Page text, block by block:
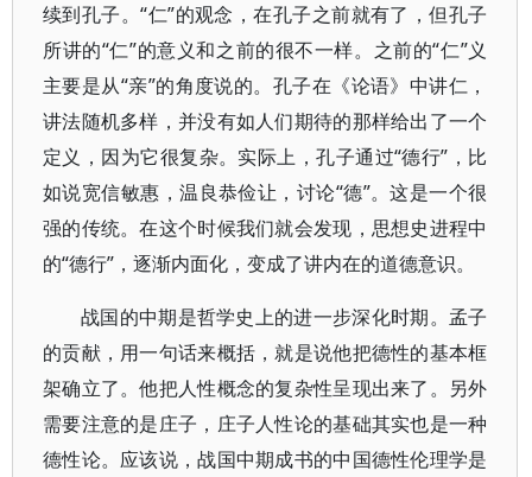
续到孔子。“仁”的观念，在孔子之前就有了，但孔子
所讲的“仁”的意义和之前的很不一样。之前的“仁”义
主要是从“亲”的角度说的。孔子在《论语》中讲仁，
讲法随机多样，并没有如人们期待的那样给出了一个
定义，因为它很复杂。实际上，孔子通过“德行”，比
如说宽信敏惠，温良恭俭让，讨论“德”。这是一个很
强的传统。在这个时候我们就会发现，思想史进程中
的“德行”，逐渐内面化，变成了讲内在的道德意识。
战国的中期是哲学史上的进一步深化时期。孟子
的贡献，用一句话来概括，就是说他把德性的基本框
架确立了。他把人性概念的复杂性呈现出来了。另外
需要注意的是庄子，庄子人性论的基础其实也是一种
德性论。应该说，战国中期成书的中国德性伦理学是